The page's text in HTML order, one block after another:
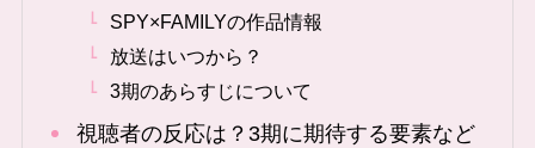
SPY×FAMILYの作品情報
放送はいつから？
3期のあらすじについて
視聴者の反応は？3期に期待する要素など